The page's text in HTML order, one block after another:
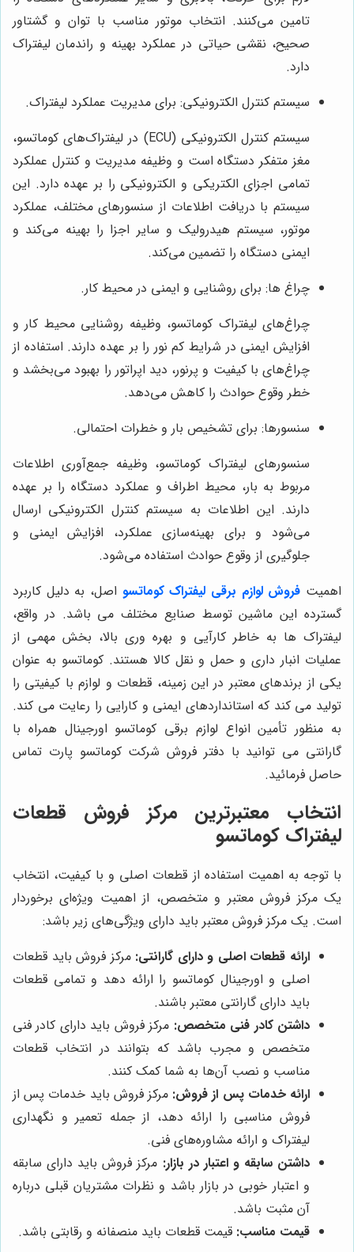
تامین می‌کنند. انتخاب موتور مناسب با توان و گشتاور
صحیح، نقشی حیاتی در عملکرد بهینه و راندمان لیفتراک
دارد.
سیستم کنترل الکترونیکی: برای مدیریت عملکرد لیفتراک.
سیستم کنترل الکترونیکی (ECU) در لیفتراک‌های کوماتسو،
مغز متفکر دستگاه است و وظیفه مدیریت و کنترل عملکرد
تمامی اجزای الکتریکی و الکترونیکی را بر عهده دارد. این
سیستم با دریافت اطلاعات از سنسورهای مختلف، عملکرد
موتور، سیستم هیدرولیک و سایر اجزا را بهینه می‌کند و
ایمنی دستگاه را تضمین می‌کند.
چراغ ها: برای روشنایی و ایمنی در محیط کار.
چراغ‌های لیفتراک کوماتسو، وظیفه روشنایی محیط کار و
افزایش ایمنی در شرایط کم نور را بر عهده دارند. استفاده از
چراغ‌های با کیفیت و پرنور، دید اپراتور را بهبود می‌بخشد و
خطر وقوع حوادث را کاهش می‌دهد.
سنسورها: برای تشخیص بار و خطرات احتمالی.
سنسورهای لیفتراک کوماتسو، وظیفه جمع‌آوری اطلاعات
مربوط به بار، محیط اطراف و عملکرد دستگاه را بر عهده
دارند. این اطلاعات به سیستم کنترل الکترونیکی ارسال
می‌شود و برای بهینه‌سازی عملکرد، افزایش ایمنی و
جلوگیری از وقوع حوادث استفاده می‌شود.
اهمیت فروش لوازم برقی لیفتراک کوماتسو اصل، به دلیل کاربرد
گسترده این ماشین توسط صنایع مختلف می باشد. در واقع،
لیفتراک ها به خاطر کارآیی و بهره وری بالا، بخش مهمی از
عملیات انبار داری و حمل و نقل کالا هستند. کوماتسو به عنوان
یکی از برندهای معتبر در این زمینه، قطعات و لوازم با کیفیتی را
تولید می کند که استانداردهای ایمنی و کارایی را رعایت می کند.
به منظور تأمین انواع لوازم برقی کوماتسو اورجینال همراه با
گارانتی می توانید با دفتر فروش شرکت کوماتسو پارت تماس
حاصل فرمائید.
انتخاب معتبرترین مرکز فروش قطعات
لیفتراک کوماتسو
با توجه به اهمیت استفاده از قطعات اصلی و با کیفیت، انتخاب
یک مرکز فروش معتبر و متخصص، از اهمیت ویژه‌ای برخوردار
است. یک مرکز فروش معتبر باید دارای ویژگی‌های زیر باشد:
ارائه قطعات اصلی و دارای گارانتی: مرکز فروش باید قطعات
اصلی و اورجینال کوماتسو را ارائه دهد و تمامی قطعات
باید دارای گارانتی معتبر باشند.
داشتن کادر فنی متخصص: مرکز فروش باید دارای کادر فنی
متخصص و مجرب باشد که بتوانند در انتخاب قطعات
مناسب و نصب آن‌ها به شما کمک کنند.
ارائه خدمات پس از فروش: مرکز فروش باید خدمات پس از
فروش مناسبی را ارائه دهد، از جمله تعمیر و نگهداری
لیفتراک و ارائه مشاوره‌های فنی.
داشتن سابقه و اعتبار در بازار: مرکز فروش باید دارای سابقه
و اعتبار خوبی در بازار باشد و نظرات مشتریان قبلی درباره
آن مثبت باشد.
قیمت مناسب: قیمت قطعات باید منصفانه و رقابتی باشد.